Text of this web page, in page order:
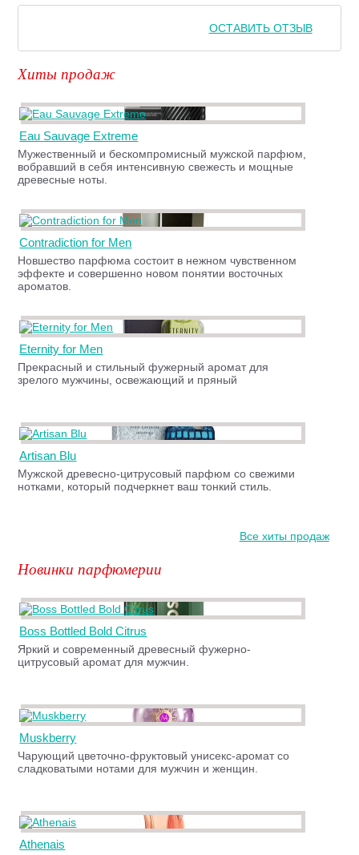
ОСТАВИТЬ ОТЗЫВ
Хиты продаж
Eau Sauvage Extreme
Мужественный и бескомпромисный мужской парфюм,
вобравший в себя интенсивную свежесть и мощные
древесные ноты.
Contradiction for Men
Новшество парфюма состоит в нежном чувственном
эффекте и совершенно новом понятии восточных
ароматов.
Eternity for Men
Прекрасный и стильный фужерный аромат для
зрелого мужчины, освежающий и пряный
Artisan Blu
Мужской древесно-цитрусовый парфюм со свежими
нотками, который подчеркнет ваш тонкий стиль.
Все хиты продаж
Новинки парфюмерии
Boss Bottled Bold Citrus
Яркий и современный древесный фужерно-
цитрусовый аромат для мужчин.
Muskberry
Чарующий цветочно-фруктовый унисекс-аромат со
сладковатыми нотами для мужчин и женщин.
Athenais